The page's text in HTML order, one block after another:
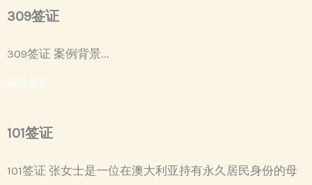
309签证
309签证 案例背景...
阅读更多
101签证
101签证 张女士是一位在澳大利亚持有永久居民身份的母